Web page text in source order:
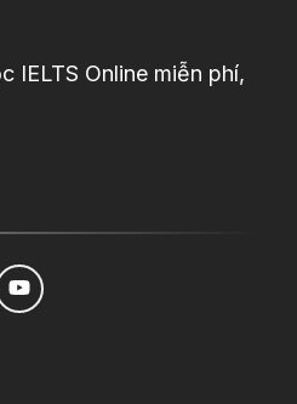
IELTS Online miễn phí,